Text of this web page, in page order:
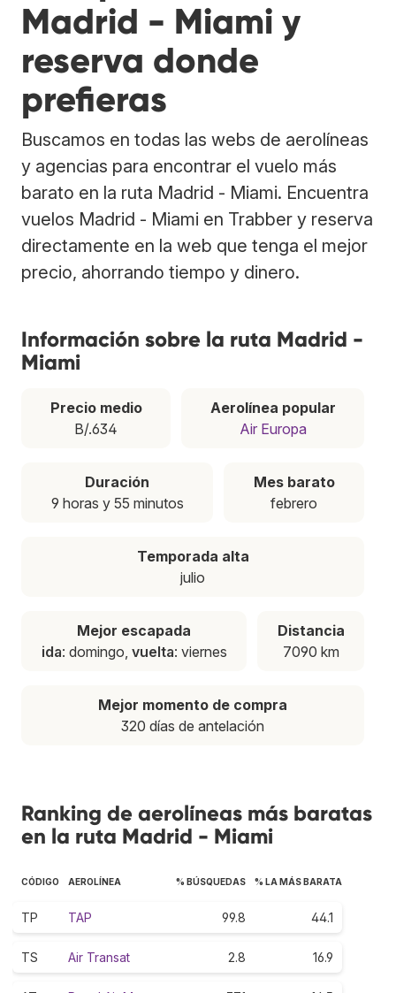
Madrid - Miami y
reserva donde
prefieras
Buscamos en todas las webs de aerolíneas
y agencias para encontrar el vuelo más
barato en la ruta Madrid - Miami. Encuentra
vuelos Madrid - Miami en Trabber y reserva
directamente en la web que tenga el mejor
precio, ahorrando tiempo y dinero.
Información sobre la ruta Madrid -
Miami
Precio medio
B/.634
Aerolínea popular
Air Europa
Duración
9 horas y 55 minutos
Mes barato
febrero
Temporada alta
julio
Mejor escapada
ida: domingo, vuelta: viernes
Distancia
7090 km
Mejor momento de compra
320 días de antelación
Ranking de aerolíneas más baratas
en la ruta Madrid - Miami
CÓDIGO AEROLÍNEA % BÚSQUEDAS % LA MÁS BARATA
TP TAP 99.8 44.1
TS Air Transat 2.8 16.9